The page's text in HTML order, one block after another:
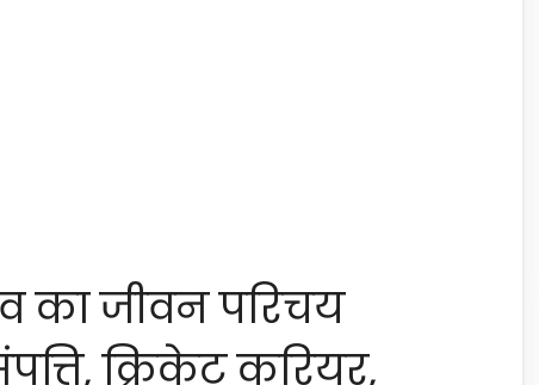
का जीवन परिचय
क्रिकेट करियर,